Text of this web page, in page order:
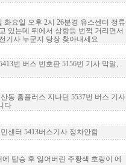
화요일 오후 2시 26분경 유스센터 정류
있는데 뒤에서 상향등 번쩍 거리면서
기사 누군지 당장 찾아내세요
번 버스 번호판 5156번 기사 막말,
동 홈플러스 지나던 5537번 버스 기사
다
센터 5413버스기사 정차안함
에 탑승 후 잃어버린 주황색 호랑이 에